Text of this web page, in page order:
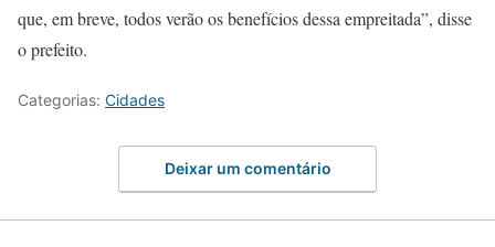
que, em breve, todos verão os benefícios dessa empreitada”, disse
o prefeito.
Categorias: Cidades
Deixar um comentário